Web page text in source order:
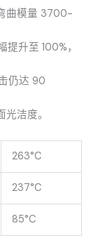
曲模量 3700-
提升至 100%，
仍达 90
洁度。
263°C
237°C
85°C